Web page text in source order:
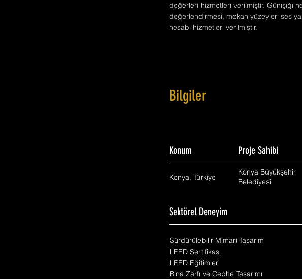
değerleri hizmetleri verilmiştir. Günışığı
değerlendirmesi, mekan yüzeyleri ses
hesabı hizmetleri verilmiştir.
Bilgiler
Konum Proje Sahibi
Konya, Türkiye
Konya Büyükşehir
Belediyesi
Sektörel Deneyim
Sürdürülebilir Mimari Tasarım
LEED Sertifikası
LEED Eğitimleri
Bina Zarfı ve Cephe Tasarımı